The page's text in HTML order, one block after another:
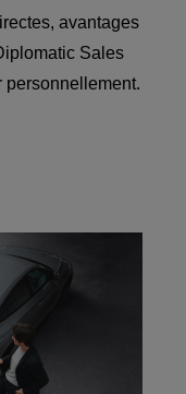
avantages
Sales
personnellement.